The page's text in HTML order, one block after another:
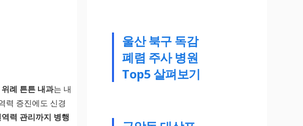
위례 튼튼 내과는 내
력 증진에도 신경
역력 관리까지 병행
울산 북구 독감
폐렴 주사 병원
Top5 살펴보기